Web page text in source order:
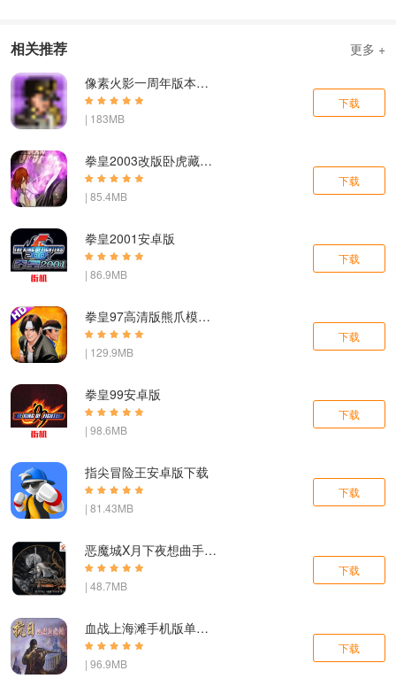
相关推荐
更多 +
像素火影一周年版本无广告
| 183MB
下载
拳皇2003改版卧虎藏龙简化版手机版
| 85.4MB
下载
拳皇2001安卓版
| 86.9MB
下载
拳皇97高清版熊爪模式游戏
| 129.9MB
下载
拳皇99安卓版
| 98.6MB
下载
指尖冒险王安卓版下载
| 81.43MB
下载
恶魔城X月下夜想曲手机版下载
| 48.7MB
下载
血战上海滩手机版单机版
| 96.9MB
下载